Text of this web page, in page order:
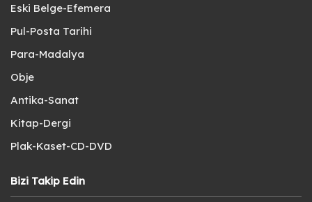
Eski Belge-Efemera
Pul-Posta Tarihi
Para-Madalya
Obje
Antika-Sanat
Kitap-Dergi
Plak-Kaset-CD-DVD
Bizi Takip Edin